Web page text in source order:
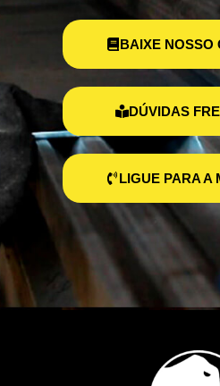
BAIXE NOSSO
DÚVIDAS
LIGUE PARA A